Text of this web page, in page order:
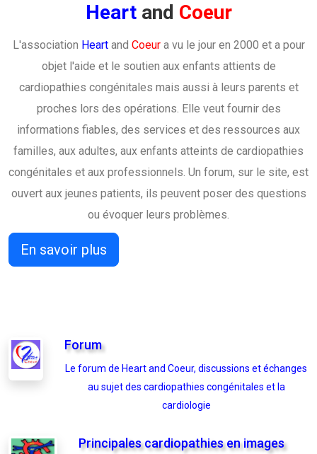
Heartand Coeur
L'association Heartand Coeura vu le jour en 2000 et a pour
objet l'aide et le soutien aux enfants attients de
cardiopathies congénitales mais aussi à leurs parents et
proches lors des opérations. Elle veut fournir des
informations fiables, des services et des ressources aux
familles, aux adultes, aux enfants atteints de cardiopathies
congénitales et aux professionnels. Un forum, sur le site, est
ouvert aux jeunes patients, ils peuvent poser des questions
ou évoquer leurs problèmes.
En savoir plus
Forum
Le forum de Heart and Coeur, discussions et échanges
au sujet des cardiopathies congénitales et la
cardiologie
Principales cardiopathies en images